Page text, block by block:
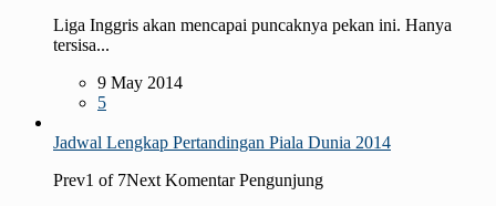
Liga Inggris akan mencapai puncaknya pekan ini. Hanya
tersisa...
9 May 2014
5
Jadwal Lengkap Pertandingan Piala Dunia 2014
Prev1 of 7Next Komentar Pengunjung